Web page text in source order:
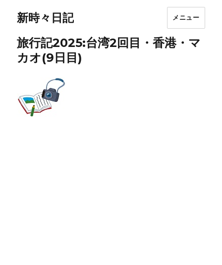
新時々日記 メニュー
旅行記2025:台湾2回目・香港・マ
カオ(9日目)